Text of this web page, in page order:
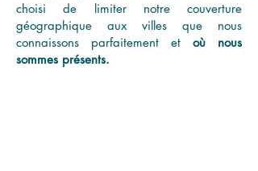
choisi de limiter notre couverture
géographique aux villes que nous
connaissons parfaitement et où nous
sommes présents.